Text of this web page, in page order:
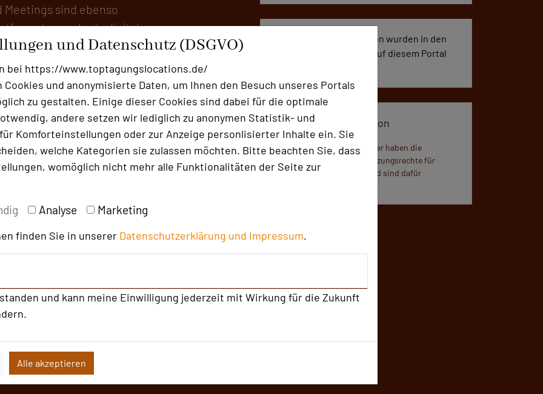
und Datenschutz (DSGVO)
bei https://www.toptagungslocations.de/
und anonymisierte Daten, um Ihnen den Besuch unseres Portals
zu gestalten. Einige dieser Cookies sind dabei für die optimale
andere setzen wir lediglich zu anonymen Statistik- und
Komforteinstellungen oder zur Anzeige personlisierter Inhalte ein. Sie
welche Kategorien sie zulassen möchten. Bitte beachten Sie, dass
womöglich nicht mehr alle Funktionalitäten der Seite zur
Analyse Marketing
finden Sie in unserer Datenschutzerklärung und Impressum.
und kann meine Einwilligung jederzeit mit Wirkung für die Zukunft
Alle akzeptieren
sind ebenso
und rein digitaler
steht externen Tagungs-
das
Serviceleistungen sind
und die Organisation von
sich das Umfeld des
einem Schritt aus der
des Kurhauses
Parkanlagen
am Tag stattfindenden
Solewasser der Paulsquelle
zu tatsächlichen
werden. Empfehlenswert
zu probieren. Das
als professionell geführte
einer atemberaubenden
155 Seiten dieser Location wurden in den
vergangenen 30 Tagen auf diesem Portal
Impressum zur Location
Für die Verwendung der Bilder haben die
jeweiligen Locations die Nutzungsrechte für
dieses Portal eingeräumt und sind dafür